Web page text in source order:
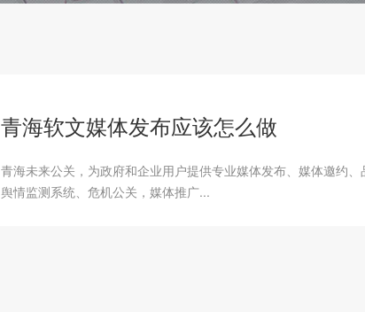
青海软文媒体发布应该怎么做
青海未来公关，为政府和企业用户提供专业媒体发布、媒体邀约、
舆情监测系统、危机公关，媒体推广...